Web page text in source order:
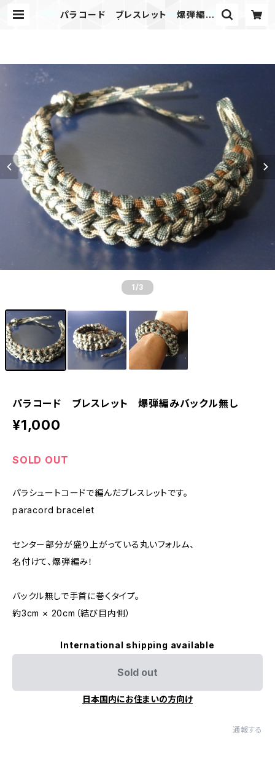
パラコード ブレスレット 爆弾編み
1 /3
パラコード ブレスレット 爆弾編みバックル無し
¥1,000
SOLD OUT
パラシュートコードで編んだブレスレットです。
paracord bracelet
センター部分が盛り上がっている丸いフォルム、
名付けて、爆弾編み！
バックル無しで手首に巻くタイプ。
約3cm × 20cm（結び目内側）
International shipping available
Sold out
日本国内にお住まいの方向け
通報する